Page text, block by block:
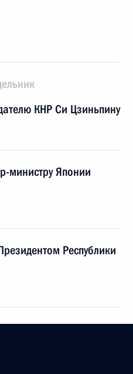
КНР Си Цзиньпину
министру Японии
Республики
«Аэрофлот» Виталием